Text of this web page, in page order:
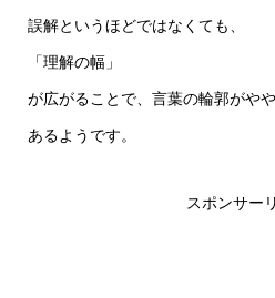
誤解というほどではなくても、
「理解の幅」
が広がることで、言葉の輪郭がや
あるようです。
スポンサー